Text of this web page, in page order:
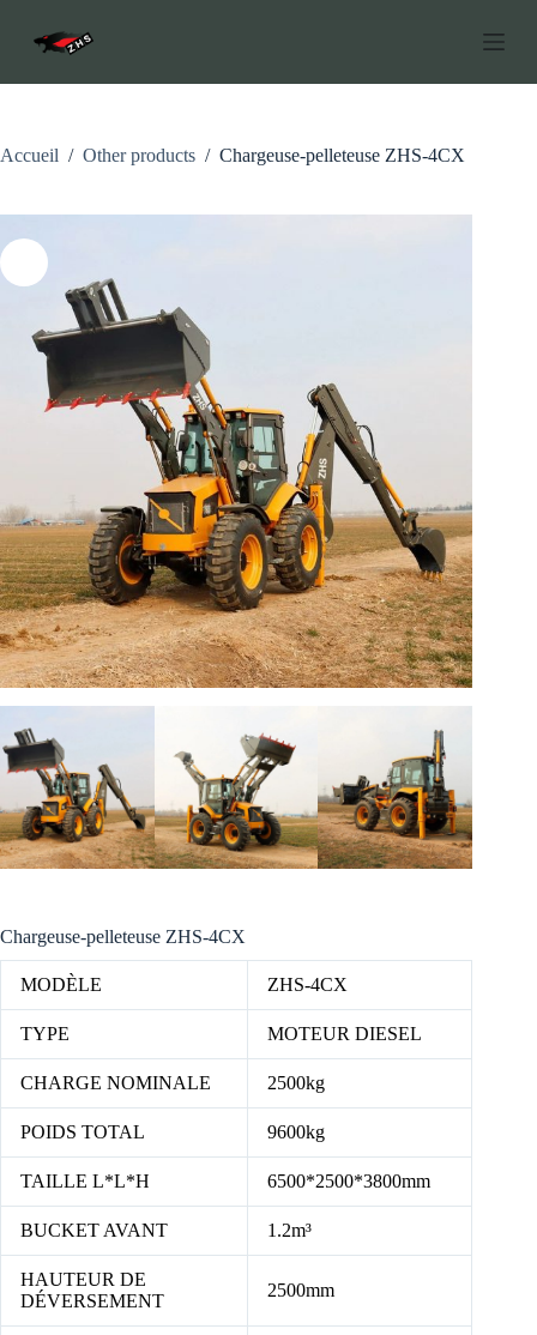
s
a
o
n
e
Accueil / Other products / Chargeuse-pelleteuse ZHS-4CX
Chargeuse-pelleteuse ZHS-4CX
MODÈLE ZHS-4CX
TYPE MOTEUR DIESEL
CHARGE NOMINALE 2500kg
POIDS TOTAL 9600kg
TAILLE L*L*H 6500*2500*3800mm
BUCKET AVANT 1.2m³
HAUTEUR DE
DÉVERSEMENT
2500mm